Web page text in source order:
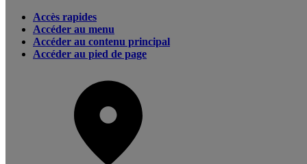
Accès rapides
Accéder au menu
Accéder au contenu principal
Accéder au pied de page